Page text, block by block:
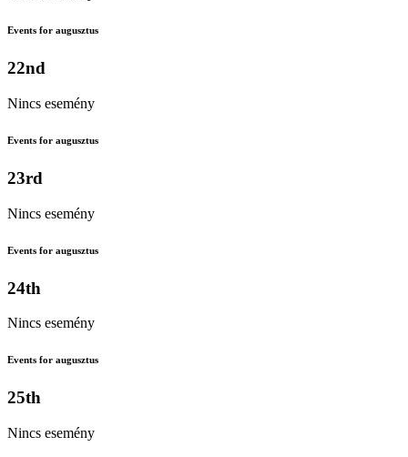
Events for augusztus
22nd
Nincs esemény
Events for augusztus
23rd
Nincs esemény
Events for augusztus
24th
Nincs esemény
Events for augusztus
25th
Nincs esemény